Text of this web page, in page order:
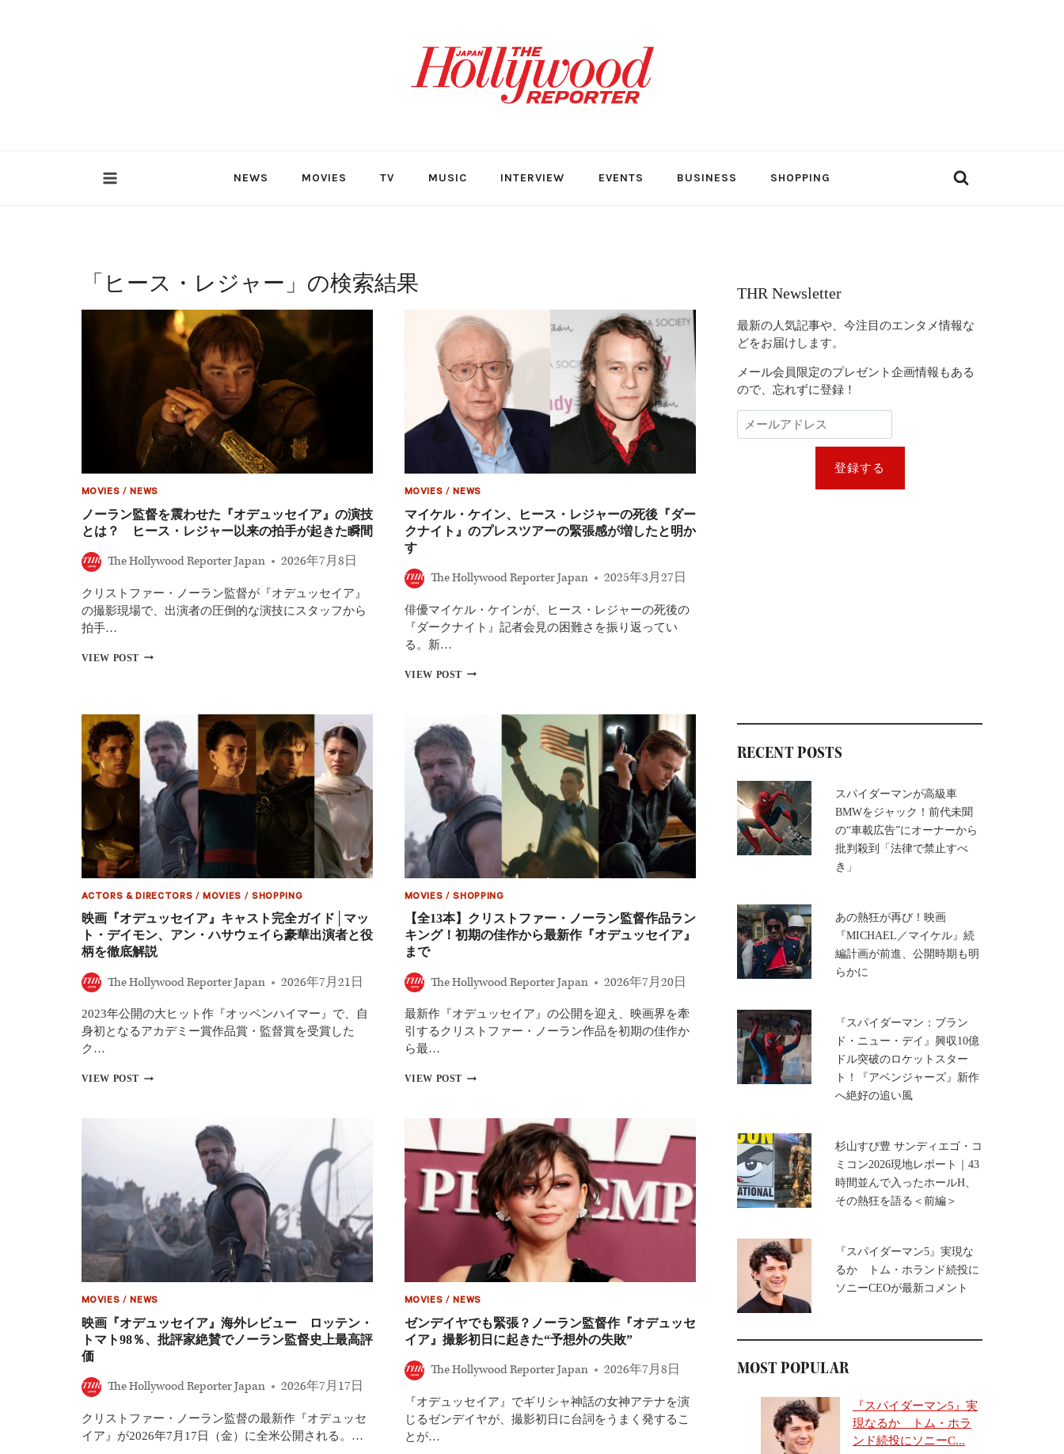
NEWS MOVIES TV MUSIC INTERVIEW EVENTS BUSINESS SHOPPING
「 ヒース・レジャー 」の検索結果
MOVIES /NEWS
ノーラン監督を震わせた『オデュッセイア』の演技
とは？ ヒース・レジャー以来の拍手が起きた瞬間
The Hollywood Reporter Japan 2026年7月8日
クリストファー・ノーラン監督が『オデュッセイア』
の撮影現場で、出演者の圧倒的な演技にスタッフから
拍手…
VIEW POSTノ
を
震
た
『オ
デ
ュ
ッ
セ
ア』
の
演
技
と
ヒ
ス・
レ
ジ
以
た
瞬
MOVIES /NEWS
マイケル・ケイン、ヒース・レジャーの死後『ダー
クナイト』のプレスツアーの緊張感が増したと明か
す
The Hollywood Reporter Japan 2025年3月27日
俳優マイケル・ケインが、ヒース・レジャーの死後の
『ダークナイト』記者会見の困難さを振り返ってい
る。新…
VIEW POSTマ
ケ
イ
ン、
ヒ
ー
ス・
ジ
ャ
ー
後
『ダ
ー
ク
ト』
プ
レ
が
増
た
と
ACTORS & DIRECTORS /MOVIES /SHOPPING
映画『オデュッセイア』キャスト完全ガイド│マッ
ト・デイモン、アン・ハサウェイら豪華出演者と役
柄を徹底解説
The Hollywood Reporter Japan 2026年7月21日
2023年公開の大ヒット作『オッペンハイマー』で、自
身初となるアカデミー賞作品賞・監督賞を受賞した
ク…
VIEW POST映
ア』
キ
ャ
ト
イ
ド
│
マ
デ
モ
ン、
MOVIES /SHOPPING
【全13本】クリストファー・ノーラン監督作品ラン
キング！初期の佳作から最新作『オデュッセイア』
まで
The Hollywood Reporter Japan 2026年7月20日
最新作『オデュッセイア』の公開を迎え、映画界を牽
引するクリストファー・ノーラン作品を初期の佳作か
ら最…
VIEW POST【全
フ
ァ
ー・
ノ
監
作
品
ラ
ン
ン
初
期
MOVIES /NEWS
映画『オデュッセイア』海外レビュー ロッテン・
トマト98％、批評家絶賛でノーラン監督史上最高評
価
The Hollywood Reporter Japan 2026年7月17日
クリストファー・ノーラン監督の最新作『オデュッセ
イア』が2026年7月17日（金）に全米公開される。…
MOVIES /NEWS
ゼンデイヤでも緊張？ノーラン監督作『オデュッセ
イア』撮影初日に起きた“予想外の失敗”
The Hollywood Reporter Japan 2026年7月8日
『オデュッセイア』でギリシャ神話の女神アテナを演
じるゼンデイヤが、撮影初日に台詞をうまく発するこ
とが…
THR Newsletter
最新の人気記事や、今注目のエンタメ情報な
どをお届けします。
メール会員限定のプレゼント企画情報もある
ので、忘れずに登録！
登録する
RECENT POSTS
スパイダーマンが高級車
BMWをジャック！前代未聞
の“車載広告”にオーナーから
批判殺到「法律で禁止すべ
き」
あの熱狂が再び！映画
『MICHAEL／マイケル』続
編計画が前進、公開時期も明
らかに
『スパイダーマン：ブラン
ド・ニュー・デイ』興収10億
ドル突破のロケットスター
ト！『アベンジャーズ』新作
へ絶好の追い風
杉山すぴ豊 サンディエゴ・コ
ミコン2026現地レポート｜43
時間並んで入ったホールH、
その熱狂を語る＜前編＞
『スパイダーマン5』実現な
るか トム・ホランド続投に
ソニーCEOが最新コメント
MOST POPULAR
『スパイダーマン5』実
現なるか トム・ホラ
ンド続投にソニーC...